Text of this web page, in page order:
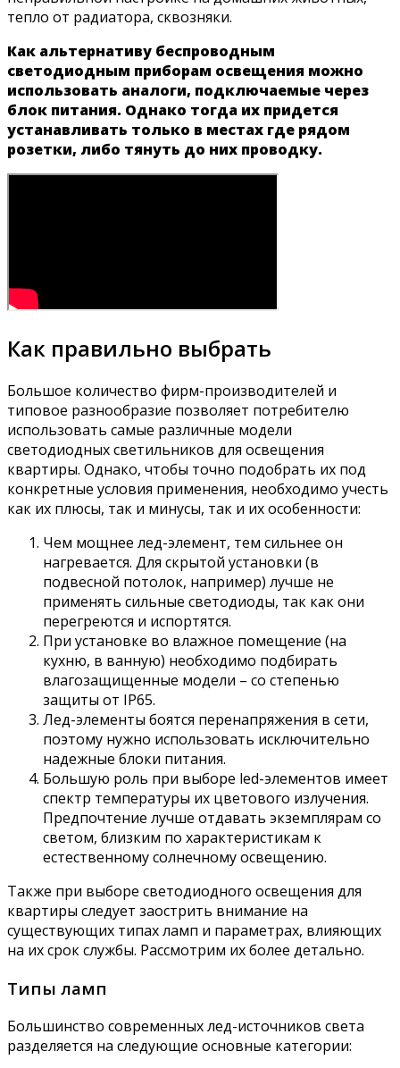
тепло от радиатора, сквозняки.
Как альтернативу беспроводным
светодиодным приборам освещения можно
использовать аналоги, подключаемые через
блок питания. Однако тогда их придется
устанавливать только в местах где рядом
розетки, либо тянуть до них проводку.
Как правильно выбрать
Большое количество фирм-производителей и
типовое разнообразие позволяет потребителю
использовать самые различные модели
светодиодных светильников для освещения
квартиры. Однако, чтобы точно подобрать их под
конкретные условия применения, необходимо учесть
как их плюсы, так и минусы, так и их особенности:
Чем мощнее лед-элемент, тем сильнее он
нагревается. Для скрытой установки (в
подвесной потолок, например) лучше не
применять сильные светодиоды, так как они
перегреются и испортятся.
При установке во влажное помещение (на
кухню, в ванную) необходимо подбирать
влагозащищенные модели – со степенью
защиты от IP65.
Лед-элементы боятся перенапряжения в сети,
поэтому нужно использовать исключительно
надежные блоки питания.
Большую роль при выборе led-элементов имеет
спектр температуры их цветового излучения.
Предпочтение лучше отдавать экземплярам со
светом, близким по характеристикам к
естественному солнечному освещению.
Также при выборе светодиодного освещения для
квартиры следует заострить внимание на
существующих типах ламп и параметрах, влияющих
на их срок службы. Рассмотрим их более детально.
Типы ламп
Большинство современных лед-источников света
разделяется на следующие основные категории: